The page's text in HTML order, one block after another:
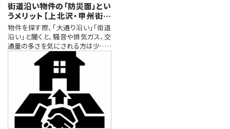
街道沿い物件の「防災面」とい
うメリット【上北沢・甲州街道
編】
物件を探す際、「大通り沿い」「街道
沿い」と聞くと、騒音や排気ガス、交
通量の多さを気にされる方は少なく